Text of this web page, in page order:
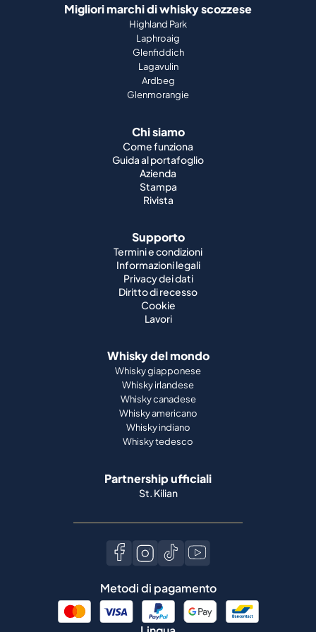
Migliori marchi di whisky scozzese
Highland Park
Laphroaig
Glenfiddich
Lagavulin
Ardbeg
Glenmorangie
Chi siamo
Come funziona
Guida al portafoglio
Azienda
Stampa
Rivista
Supporto
Termini e condizioni
Informazioni legali
Privacy dei dati
Diritto di recesso
Cookie
Lavori
Whisky del mondo
Whisky giapponese
Whisky irlandese
Whisky canadese
Whisky americano
Whisky indiano
Whisky tedesco
Partnership ufficiali
St. Kilian
Metodi di pagamento